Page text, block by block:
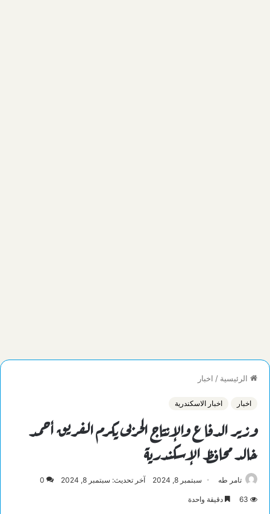
الرئيسية / اخبار
اخبار اخبار الاسكندرية
وزير الدفاع والإنتاج الحربى يكرم الفريق أحمد
خالد محافظ الإسكندرية
تامر طه سبتمبر 8, 2024 آخر تحديث: سبتمبر 8, 2024 0
63 دقيقة واحدة